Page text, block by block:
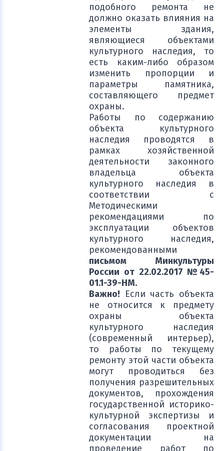
подобного ремонта не
должно оказать влияния на
элементы здания,
являющиеся объектами
культурного наследия, то
есть каким-либо образом
изменить пропорции и
параметры памятника,
составляющего предмет
охраны.
Работы по содержанию
объекта культурного
наследия проводятся в
рамках хозяйственной
деятельности законного
владельца объекта
культурного наследия в
соответствии с
Методическими
рекомендациями по
эксплуатации объектов
культурного наследия,
рекомендованными
письмом Минкультуры
России от 22.02.2017 №45-
01.1-39-НМ.
Важно! Если часть объекта
не относится к предмету
охраны объекта
культурного наследия
(современный интерьер),
то работы по текущему
ремонту этой части объекта
могут проводиться без
получения разрешительных
документов, прохождения
государственной историко-
культурной экспертизы и
согласования проектной
документации на
проведение работ по